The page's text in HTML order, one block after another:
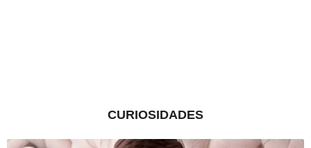
CURIOSIDADES